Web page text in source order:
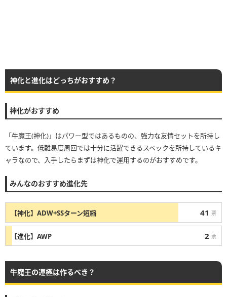
神化と進化はどっちがおすすめ？
神化がおすすめ
「牛魔王(神化)」はパワー型ではあるものの、強力な友情セットを所持し
ています。低難易度周回では十分に活躍できるスペックを所持しているキ
ャラなので、入手したらまずは神化で運用するのがおすすめです。
みんなのおすすめ進化先
【神化】ADW+SSターン短縮 41 票
【進化】AWP 2 票
牛魔王の運極は作るべき？